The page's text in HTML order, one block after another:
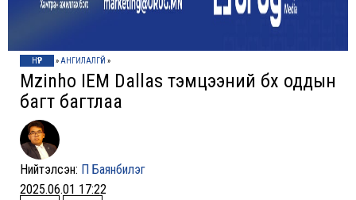
НҮҮР » АНГИЛАЛГҮЙ »
Mzinho IEM Dallas тэмцээний бүх оддын
багт багтлаа
Нийтэлсэн: П Баянбилэг
2025.06.01 17:22